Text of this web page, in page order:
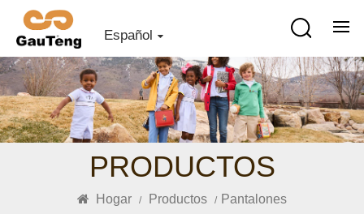
Español
PRODUCTOS
Hogar / Productos / Pantalones